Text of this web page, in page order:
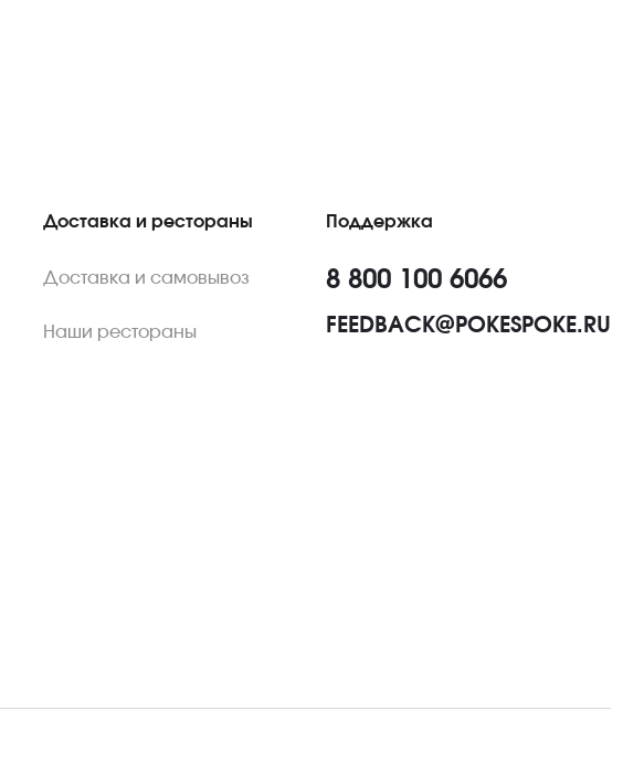
Доставка и рестораны
Доставка и самовывоз
Наши рестораны
Поддержка
8 800 100 6066
FEEDBACK@POKESPOKE.RU